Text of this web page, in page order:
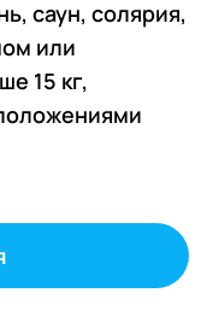
саун, солярия,
или
15 кг,